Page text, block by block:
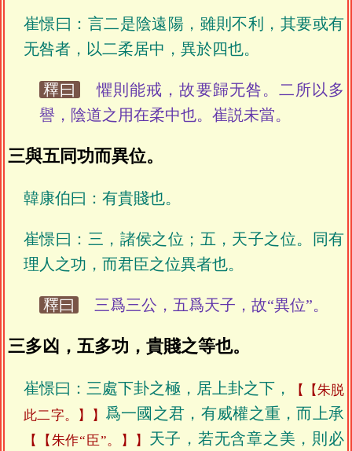
崔憬曰：言二是陰遠陽，雖則不利，其要或有
无咎者，以二柔居中，異於四也。
釋曰
懼則能戒，故要歸无咎。二所以多
譽，陰道之用在柔中也。崔説未當。
三與五同功而異位。
韓康伯曰：有貴賤也。
崔憬曰：三，諸侯之位；五，天子之位。同有
理人之功，而君臣之位異者也。
釋曰 三爲三公，五爲天子，故“異位”。
三多凶，五多功，貴賤之等也。
崔憬曰：三處下卦之極，居上卦之下，
【朱脱
此二字。】
爲一國之君，有威權之重，而上承
【朱作“臣”。】
天子，若无含章之美，則必